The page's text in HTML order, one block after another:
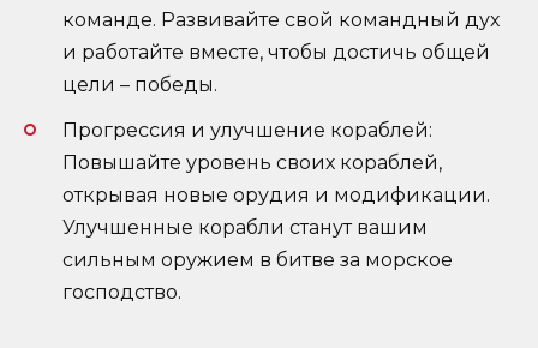
команде. Развивайте свой командный дух
и работайте вместе, чтобы достичь общей
цели – победы.
Прогрессия и улучшение кораблей:
Повышайте уровень своих кораблей,
открывая новые орудия и модификации.
Улучшенные корабли станут вашим
сильным оружием в битве за морское
господство.